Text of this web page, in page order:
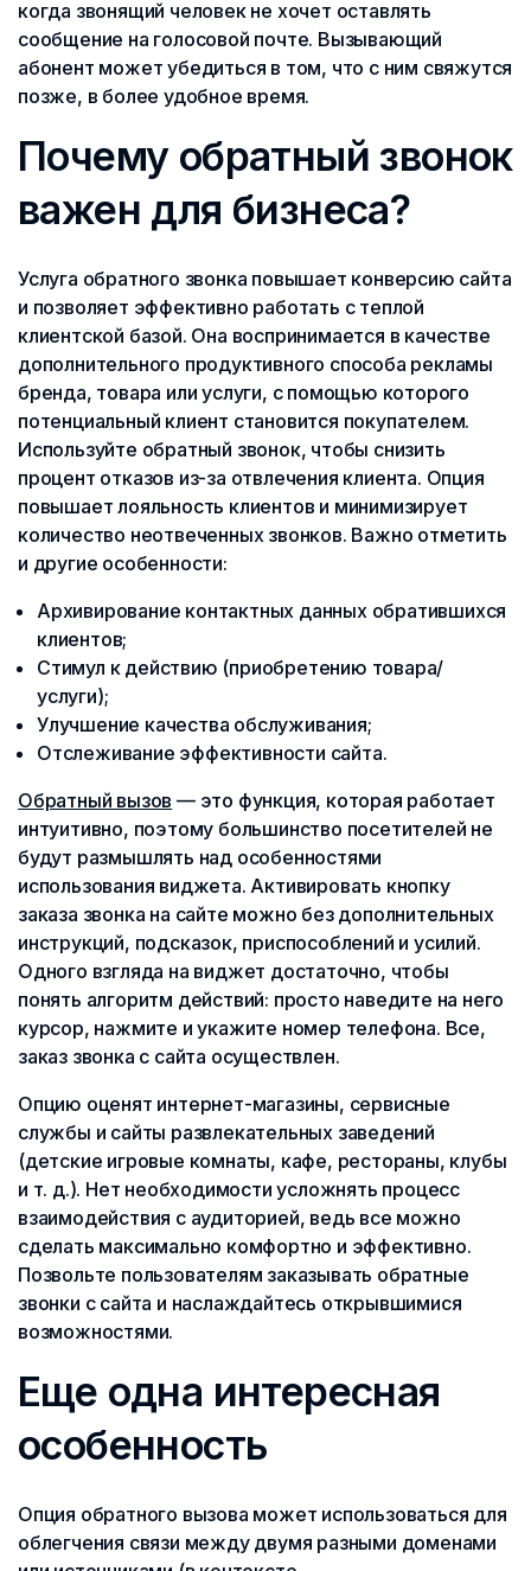
когда звонящий человек не хочет оставлять
сообщение на голосовой почте. Вызывающий
абонент может убедиться в том, что с ним свяжутся
позже, в более удобное время.
Почему обратный звонок
важен для бизнеса?
Услуга обратного звонка повышает конверсию сайта
и позволяет эффективно работать с теплой
клиентской базой. Она воспринимается в качестве
дополнительного продуктивного способа рекламы
бренда, товара или услуги, с помощью которого
потенциальный клиент становится покупателем.
Используйте обратный звонок, чтобы снизить
процент отказов из-за отвлечения клиента. Опция
повышает лояльность клиентов и минимизирует
количество неотвеченных звонков. Важно отметить
и другие особенности:
Архивирование контактных данных обратившихся
клиентов;
Стимул к действию (приобретению товара/
услуги);
Улучшение качества обслуживания;
Отслеживание эффективности сайта.
Обратный вызов — это функция, которая работает
интуитивно, поэтому большинство посетителей не
будут размышлять над особенностями
использования виджета. Активировать кнопку
заказа звонка на сайте можно без дополнительных
инструкций, подсказок, приспособлений и усилий.
Одного взгляда на виджет достаточно, чтобы
понять алгоритм действий: просто наведите на него
курсор, нажмите и укажите номер телефона. Все,
заказ звонка с сайта осуществлен.
Опцию оценят интернет-магазины, сервисные
службы и сайты развлекательных заведений
(детские игровые комнаты, кафе, рестораны, клубы
и т. д.). Нет необходимости усложнять процесс
взаимодействия с аудиторией, ведь все можно
сделать максимально комфортно и эффективно.
Позвольте пользователям заказывать обратные
звонки с сайта и наслаждайтесь открывшимися
возможностями.
Еще одна интересная
особенность
Опция обратного вызова может использоваться для
облегчения связи между двумя разными доменами